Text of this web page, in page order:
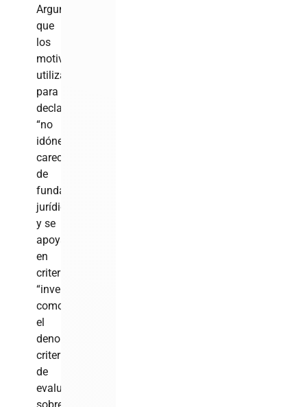
Argumenta
que
los
motivos
utilizados
para
declararla
“no
idónea”
carecen
de
fundamento
jurídico
y se
apoyan
en
criterios
“inventados”,
como
el
denominado
criterio
de
evaluación